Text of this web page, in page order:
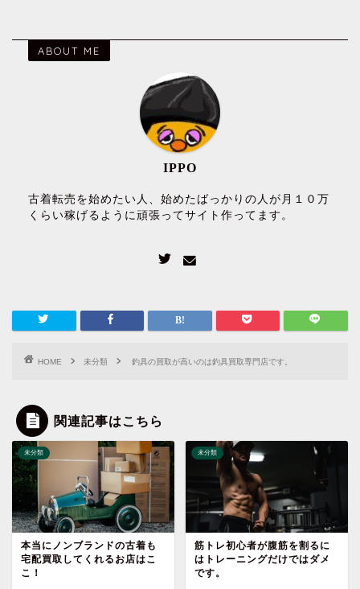
ABOUT ME
IPPO
古着転売を始めたい人、始めたばっかりの人が月１０万
くらい稼げるように頑張ってサイト作ってます。
HOME 未分類 釣具の買取が高いのは釣具買取専門店です。
関連記事はこちら
未分類
本当にノンブランドの古着も
宅配買取してくれるお店はこ
こ！
未分類
筋トレ初心者が腹筋を割るに
はトレーニングだけではダメ
です。